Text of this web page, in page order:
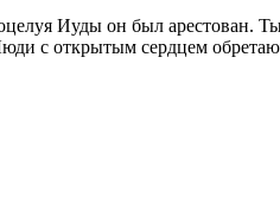
Иуды он был арестован.
с открытым сердцем